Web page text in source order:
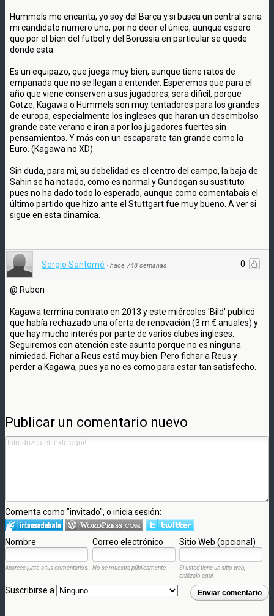
Hummels me encanta, yo soy del Barça y si busca un central seria
mi candidato numero uno, por no decir el único, aunque espero
que por el bien del futbol y del Borussia en particular se quede
donde esta.
Es un equipazo, que juega muy bien, aunque tiene ratos de
empanada que no se llegan a entender. Esperemos que para el
año que viene conserven a sus jugadores, sera dificil, porque
Gotze, Kagawa o Hummels son muy tentadores para los grandes
de europa, especialmente los ingleses que haran un desembolso
grande este verano e iran a por los jugadores fuertes sin
pensamientos. Y más con un escaparate tan grande como la
Euro. (Kagawa no XD)
Sin duda, para mi, su debelidad es el centro del campo, la baja de
Sahin se ha notado, como es normal y Gundogan su sustituto
pues no ha dado todo lo esperado, aunque como comentabais el
último partido que hizo ante el Stuttgart fue muy bueno. A ver si
sigue en esta dinamica.
0
Sergio Santomé · hace 748 semanas
@ Ruben
Kagawa termina contrato en 2013 y este miércoles 'Bild' publicó
que había rechazado una oferta de renovación (3 m € anuales) y
que hay mucho interés por parte de varios clubes ingleses.
Seguiremos con atención este asunto porque no es ninguna
nimiedad. Fichar a Reus está muy bien. Pero fichar a Reus y
perder a Kagawa, pues ya no es como para estar tan satisfecho.
Publicar un comentario nuevo
Comenta como "invitado", o inicia sesión:
Nombre Correo electrónico Sitio Web (opcional)
Aparece junto a tus comentarios. No se muestra públicamente.
Si usted tiene un sitio web,
enlázalo aquí.
Enviar comentario
Suscribirse a